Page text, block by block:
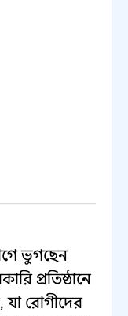
ভুগছেন
প্রতিষ্ঠানে
যা রোগীদের